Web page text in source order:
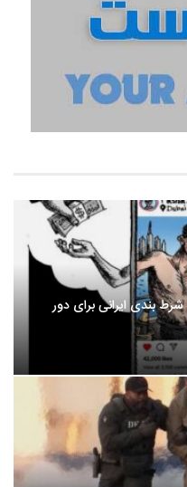
بندی ایرانی برای دور